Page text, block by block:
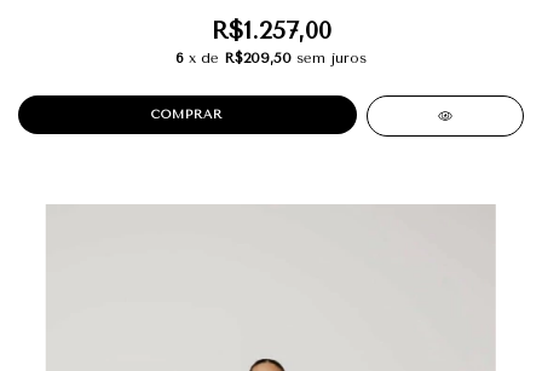
R$1.257,00
6 x de R$209,50 sem juros